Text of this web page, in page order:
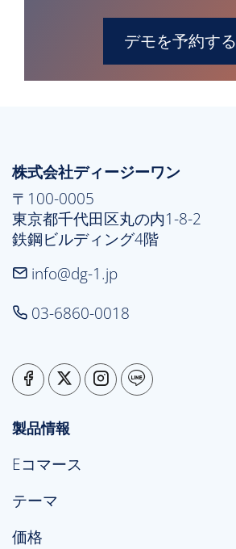
デモを予約する
株式会社ディージーワン
〒100-0005
東京都千代田区丸の内1-8-2
鉄鋼ビルディング4階
info@dg-1.jp
03-6860-0018
製品情報
Eコマース
テーマ
価格